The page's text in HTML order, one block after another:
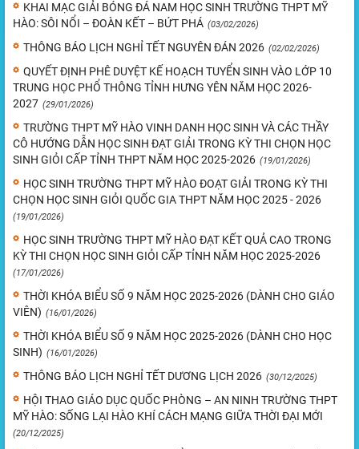
KHAI MẠC GIẢI BÓNG ĐÁ NAM HỌC SINH TRƯỜNG THPT MỸ
HÀO: SÔI NỔI – ĐOÀN KẾT – BỨT PHÁ (03/02/2026)
THÔNG BÁO LỊCH NGHỈ TẾT NGUYÊN ĐÁN 2026 (02/02/2026)
QUYẾT ĐỊNH PHÊ DUYỆT KẾ HOẠCH TUYỂN SINH VÀO LỚP 10
TRUNG HỌC PHỔ THÔNG TỈNH HƯNG YÊN NĂM HỌC 2026-
2027 (29/01/2026)
TRƯỜNG THPT MỸ HÀO VINH DANH HỌC SINH VÀ CÁC THẦY
CÔ HƯỚNG DẪN HỌC SINH ĐẠT GIẢI TRONG KỲ THI CHỌN HỌC
SINH GIỎI CẤP TỈNH THPT NĂM HỌC 2025-2026 (19/01/2026)
HỌC SINH TRƯỜNG THPT MỸ HÀO ĐOẠT GIẢI TRONG KỲ THI
CHỌN HỌC SINH GIỎI QUỐC GIA THPT NĂM HỌC 2025 - 2026
(19/01/2026)
HỌC SINH TRƯỜNG THPT MỸ HÀO ĐẠT KẾT QUẢ CAO TRONG
KỲ THI CHỌN HỌC SINH GIỎI CẤP TỈNH NĂM HỌC 2025-2026
(17/01/2026)
THỜI KHÓA BIỂU SỐ 9 NĂM HỌC 2025-2026 (DÀNH CHO GIÁO
VIÊN) (16/01/2026)
THỜI KHÓA BIỂU SỐ 9 NĂM HỌC 2025-2026 (DÀNH CHO HỌC
SINH) (16/01/2026)
THÔNG BÁO LỊCH NGHỈ TẾT DƯƠNG LỊCH 2026 (30/12/2025)
HỘI THAO GIÁO DỤC QUỐC PHÒNG – AN NINH TRƯỜNG THPT
MỸ HÀO: SỐNG LẠI HÀO KHÍ CÁCH MẠNG GIỮA THỜI ĐẠI MỚI
(20/12/2025)